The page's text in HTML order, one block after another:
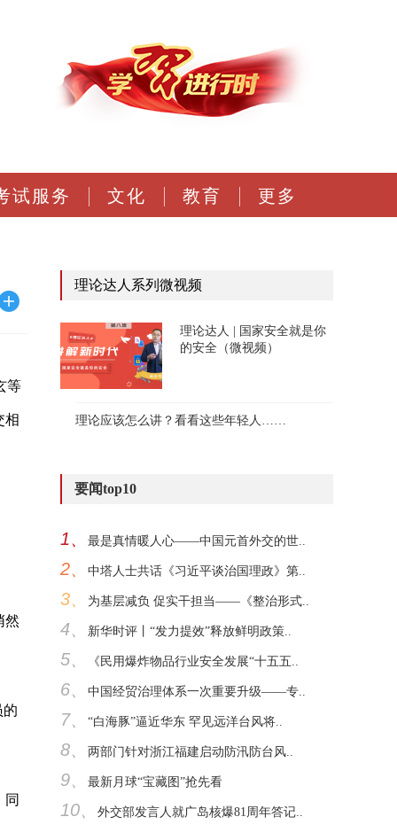
试服务 文化 教育 更多
等
相
然
的
同
理论达人系列微视频
理论达人 | 国家安全就是你
的安全（微视频）
理论应该怎么讲？看看这些年轻人……
要闻top10
1、 最是真情暖人心——中国元首外交的世..
2、 中塔人士共话《习近平谈治国理政》第..
3、 为基层减负 促实干担当——《整治形式..
4、 新华时评丨“发力提效”释放鲜明政策..
5、 《民用爆炸物品行业安全发展“十五五..
6、 中国经贸治理体系一次重要升级——专..
7、 “白海豚”逼近华东 罕见远洋台风将..
8、 两部门针对浙江福建启动防汛防台风..
9、 最新月球“宝藏图”抢先看
10、 外交部发言人就广岛核爆81周年答记..